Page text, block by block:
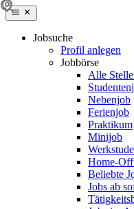
Jobsuche
Profil anlegen
Jobbörse
Alle
Nebenjob
Ferienjob
Praktikum
Minijob
Home-
Beliebte
Jobs ab